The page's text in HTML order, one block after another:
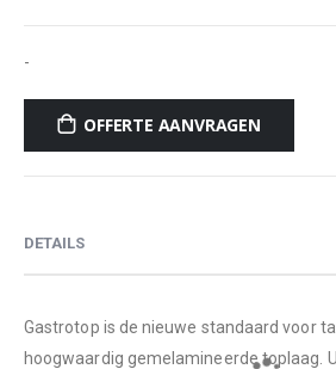
-
OFFERTE AANVRAGEN
DETAILS
Gastrotop is de nieuwe standaard voor
hoogwaardig gemelamineerde toplaag.